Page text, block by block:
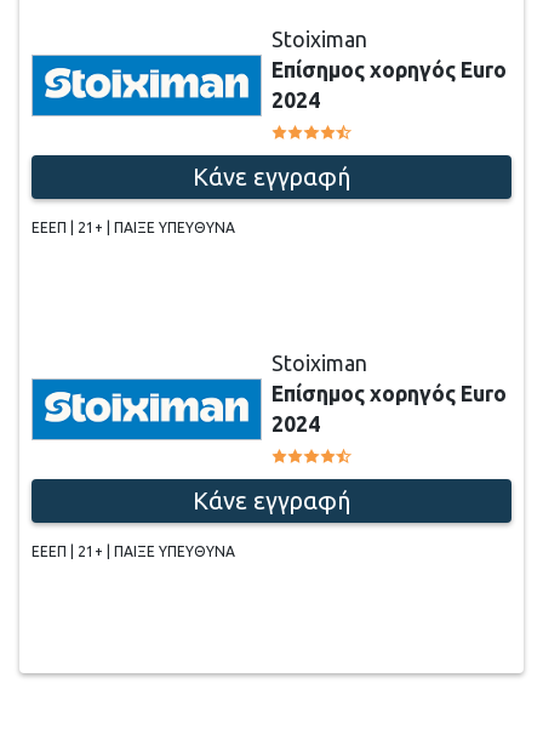
Stoiximan
Επίσημος χορηγός Euro
2024
Κάνε εγγραφή
ΕΕΕΠ | 21+ | ΠΑΙΞΕ ΥΠΕΥΘΥΝΑ
Stoiximan
Επίσημος χορηγός Euro
2024
Κάνε εγγραφή
ΕΕΕΠ | 21+ | ΠΑΙΞΕ ΥΠΕΥΘΥΝΑ